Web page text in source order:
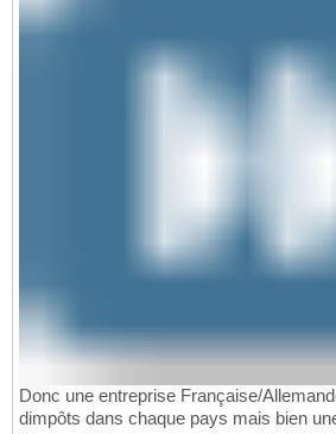
Donc une entreprise Française/
dimpôts dans chaque pays mais bien